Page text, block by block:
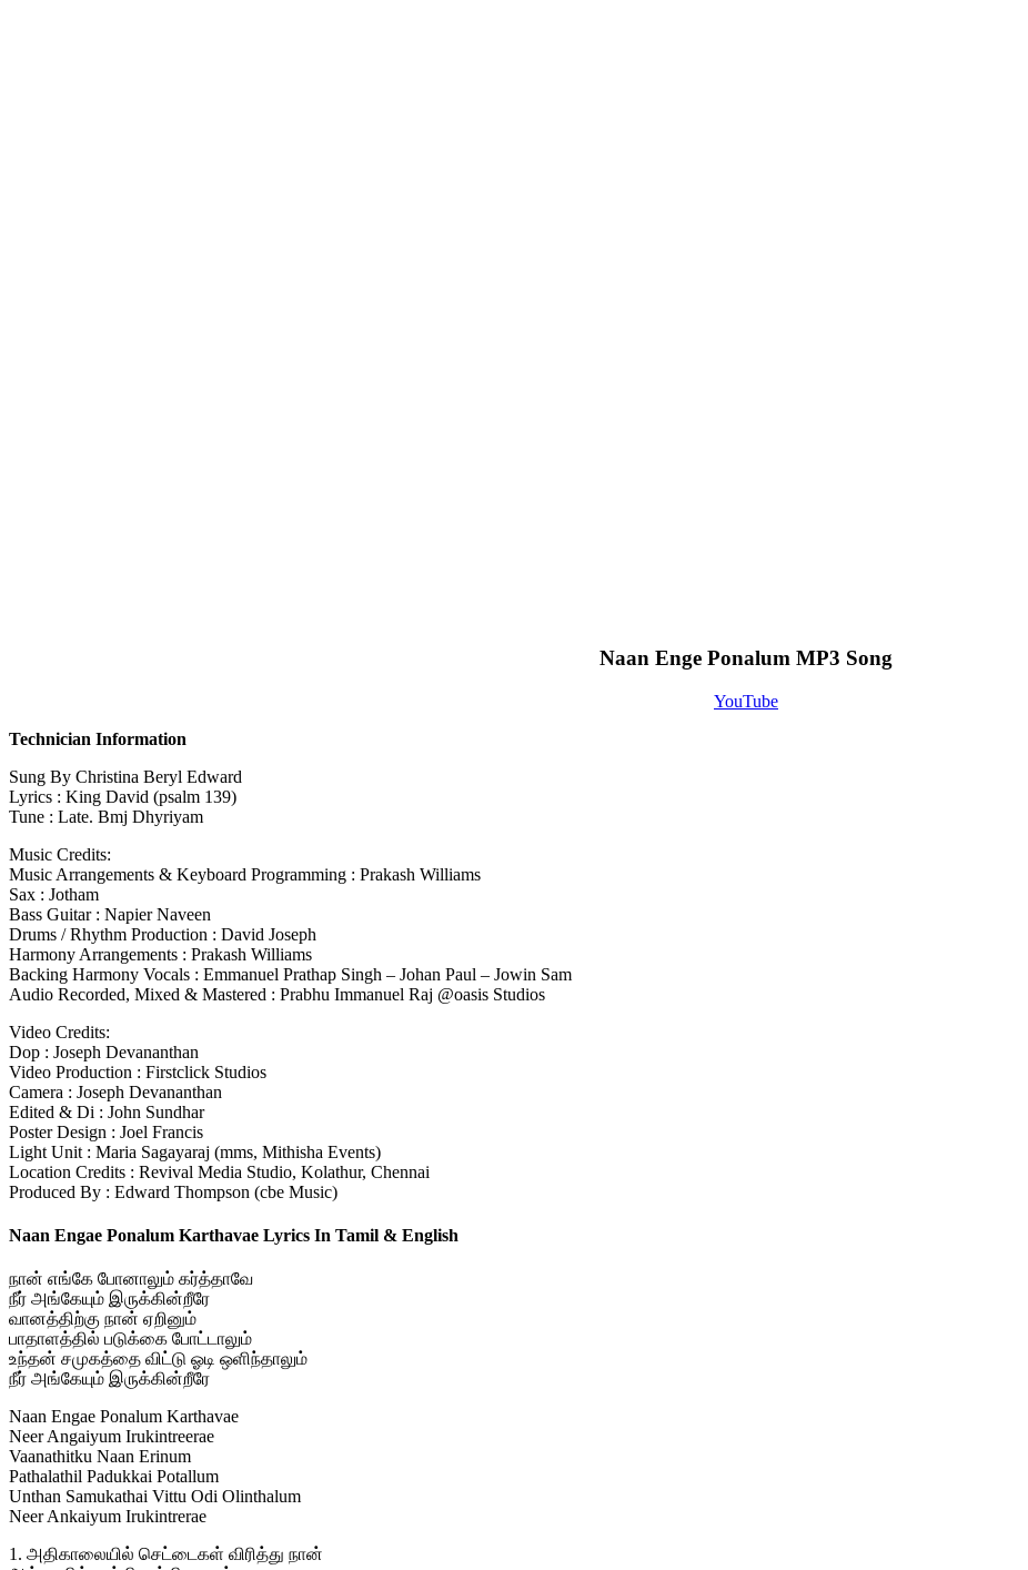
Naan Enge Ponalum MP3 Song
YouTube
Technician Information
Sung By Christina Beryl Edward
Lyrics : King David (psalm 139)
Tune : Late. Bmj Dhyriyam
Music Credits:
Music Arrangements & Keyboard Programming : Prakash Williams
Sax : Jotham
Bass Guitar : Napier Naveen
Drums / Rhythm Production : David Joseph
Harmony Arrangements : Prakash Williams
Backing Harmony Vocals : Emmanuel Prathap Singh – Johan Paul – Jowin Sam
Audio Recorded, Mixed & Mastered : Prabhu Immanuel Raj @oasis Studios
Video Credits:
Dop : Joseph Devananthan
Video Production : Firstclick Studios
Camera : Joseph Devananthan
Edited & Di : John Sundhar
Poster Design : Joel Francis
Light Unit : Maria Sagayaraj (mms, Mithisha Events)
Location Credits : Revival Media Studio, Kolathur, Chennai
Produced By : Edward Thompson (cbe Music)
Naan Engae Ponalum Karthavae Lyrics In Tamil & English
நான் எங்கே போனாலும் கர்த்தாவே
நீர் அங்கேயும் இருக்கின்றீரே
வானத்திற்கு நான் ஏறினும்
பாதாளத்தில் படுக்கை போட்டாலும்
உந்தன் சமுகத்தை விட்டு ஓடி ஒளிந்தாலும்
நீர் அங்கேயும் இருக்கின்றீரே
Naan Engae Ponalum Karthavae
Neer Angaiyum Irukintreerae
Vaanathitku Naan Erinum
Pathalathil Padukkai Potallum
Unthan Samukathai Vittu Odi Olinthalum
Neer Ankaiyum Irukintrerae
1. அதிகாலையில் செட்டைகள் விரித்து நான்